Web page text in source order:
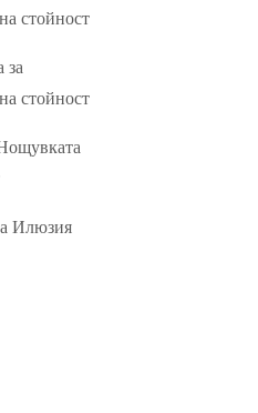
стойност
за
стойност
Илюзия